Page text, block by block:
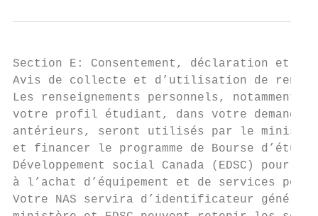
Section E: Consentement, déclaration et
Avis de collecte et d’utilisation de
Les renseignements personnels, notamment
votre profil étudiant, dans votre demande
antérieurs, seront utilisés par le
et financer le programme de Bourse
Développement social Canada (EDSC)
à l’achat d’équipement et de services
Votre NAS servira d’identificateur général